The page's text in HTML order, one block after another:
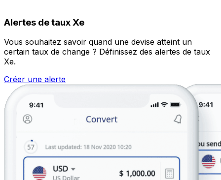
Alertes de taux Xe
Vous souhaitez savoir quand une devise atteint un
certain taux de change ? Définissez des alertes de taux
Xe.
Créer une alerte